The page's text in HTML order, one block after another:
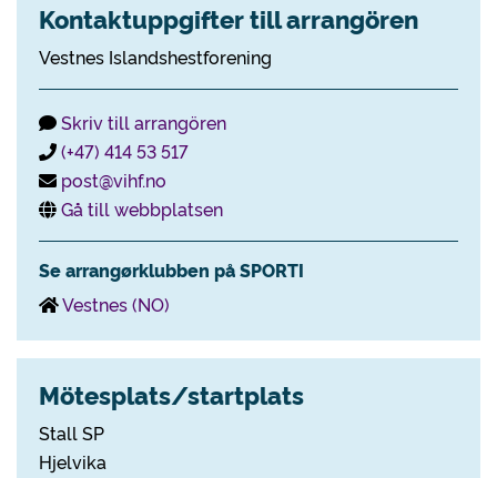
Kontaktuppgifter till arrangören
Vestnes Islandshestforening
Skriv till arrangören
(+47) 414 53 517
post@vihf.no
Gå till webbplatsen
Se arrangørklubben på SPORTI
Vestnes (NO)
Mötesplats/startplats
Stall SP
Hjelvika